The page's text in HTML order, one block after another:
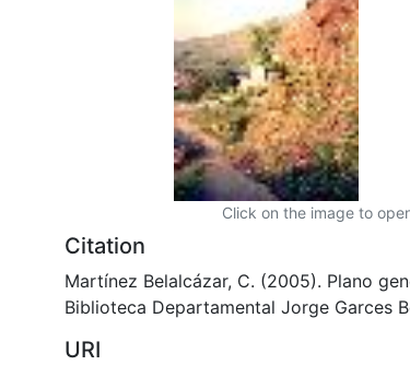
Click on the image to
Citation
Martínez Belalcázar, C. (2005). Plano
Biblioteca Departamental Jorge Garces
URI